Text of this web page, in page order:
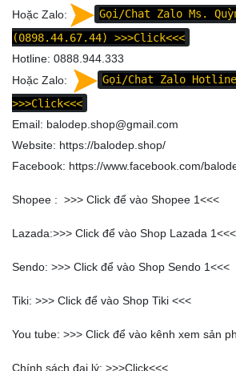
Hoặc Zalo:
Gọi/Chat Zalo Ms.
(0898.44.67.44)
>>>Click<<<
Hotline: 0888.944.333
Hoặc Zalo:
Gọi/Chat Zalo
>>>Click<<<
Email: balodep.shop@gmail.com
Website: https://balodep.shop/
Facebook: https://www.facebook.com/
Shopee : >>> Click để vào Shopee 1<<<
Lazada:>>> Click để vào Shop Lazada 1<<<
Sendo: >>> Click để vào Shop Sendo 1<<<
Tiki: >>> Click để vào Shop Tiki <<<
You tube: >>> Click để vào kênh xem sản
Chính sách đại lý: >>>Click<<<